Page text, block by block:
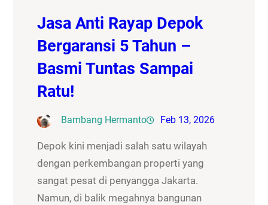
Jasa Anti Rayap Depok
Bergaransi 5 Tahun –
Basmi Tuntas Sampai
Ratu!
Bambang Hermanto Feb 13, 2026
Depok kini menjadi salah satu wilayah
dengan perkembangan properti yang
sangat pesat di penyangga Jakarta.
Namun, di balik megahnya bangunan